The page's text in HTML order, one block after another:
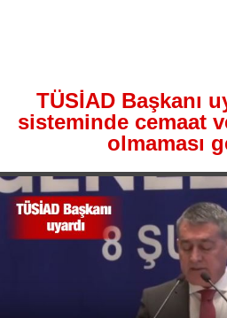
TÜSİAD Başkanı
sisteminde cemaat
olmaması